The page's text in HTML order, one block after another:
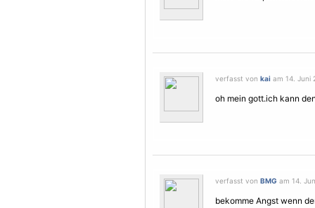
verfasst von kai am 14. Juni
oh mein gott.ich kann
verfasst von BMG am 14.
bekomme Angst wenn